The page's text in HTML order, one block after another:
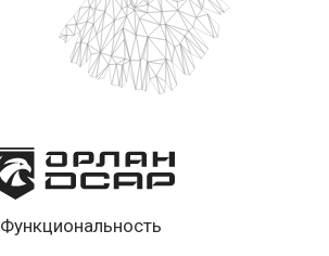
Функциональность